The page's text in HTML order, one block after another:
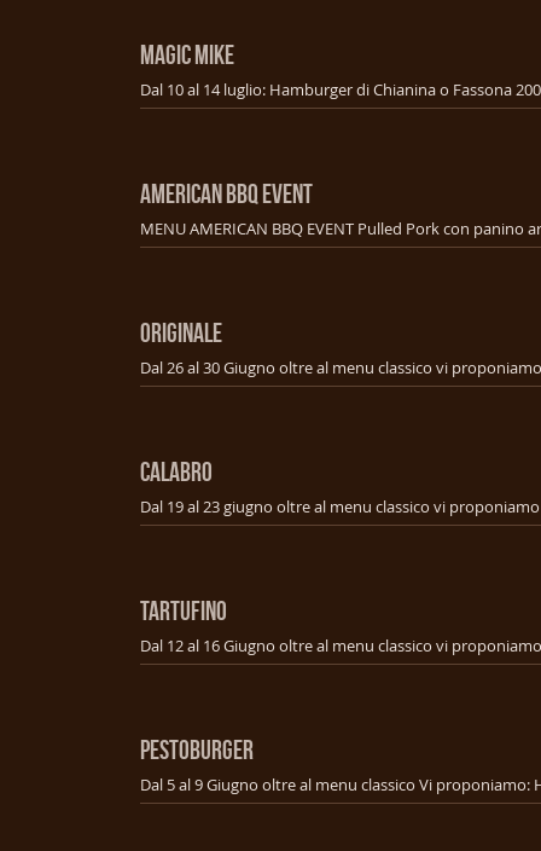
MAGIC MIKE
AMERICAN BBQ EVENT
ORIGINALE
CALABRO
TARTUFINO
PESTOBURGER